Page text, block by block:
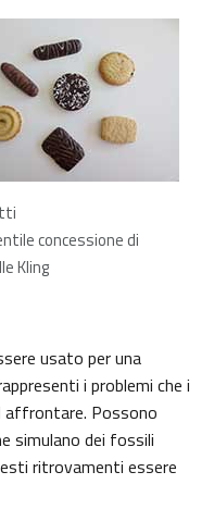
concessione di
Kling
usato per una
i problemi che i
Possono
simulano dei fossili
ritrovamenti essere